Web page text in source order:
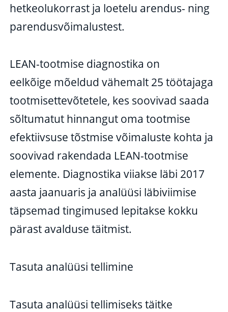
hetkeolukorrast ja loetelu arendus- ning
parendusvõimalustest.
LEAN-tootmise diagnostika on
eelkõige mõeldud vähemalt 25 töötajaga
tootmisettevõtetele, kes soovivad saada
sõltumatut hinnangut oma tootmise
efektiivsuse tõstmise võimaluste kohta ja
soovivad rakendada LEAN-tootmise
elemente. Diagnostika viiakse läbi 2017
aasta jaanuaris ja analüüsi läbiviimise
täpsemad tingimused lepitakse kokku
pärast avalduse täitmist.
Tasuta analüüsi tellimine
Tasuta analüüsi tellimiseks täitke